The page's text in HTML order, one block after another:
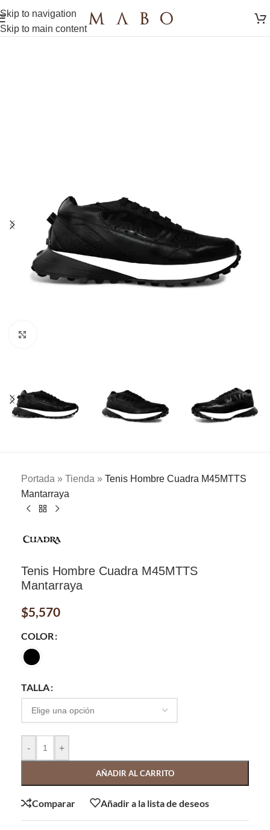
Skip to navigation
Skip to main content
Portada » Tienda » Tenis Hombre Cuadra M45MTTS
Mantarraya
Tenis Hombre Cuadra M45MTTS
Mantarraya
$5,570
COLOR
TALLA
- +
AÑADIR AL CARRITO
Comparar Añadir a la lista de deseos